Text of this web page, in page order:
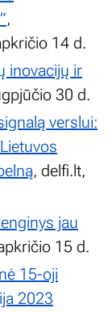
,
14 d.
inovacijų ir
30 d.
verslui:
, delfi.lt,
jau
15 d.
15-oji
2023